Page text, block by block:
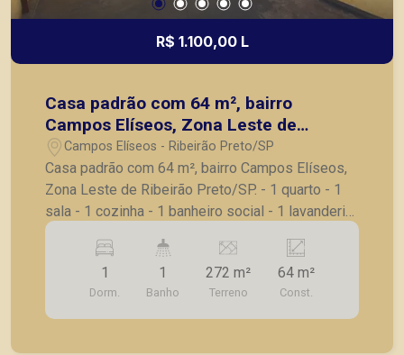
R$ 1.100,00 L
Casa padrão com 64 m², bairro
Campos Elíseos, Zona Leste de
Ribeirão Preto/SP.
Campos Elíseos - Ribeirão Preto/SP
Casa padrão com 64 m², bairro Campos Elíseos,
Zona Leste de Ribeirão Preto/SP. - 1 quarto - 1
sala - 1 cozinha - 1 banheiro social - 1 lavanderia
- 1 quintal - 2 vagas de garagem para motos -
Casa dentro de um Condomínio de poucas casas;
A Piramid tem como objetivo atender seus
clientes com agilidade e segurança, em locação,
vendas de imóveis prontos, usados ou mesmo
1
Dorm.
1
Banho
272 m²
Terreno
64 m²
Const.